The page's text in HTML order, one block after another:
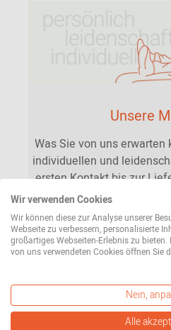
Unsere
Was Sie von uns erwarten
individuellen und
ersten Kontakt bis zur
Lesen Sie hier mehr über
Mehr
Wir verwenden Cookies
Wir können diese zur Analyse unserer
Webseite zu verbessern, personalisierte
großartiges Webseiten-Erlebnis zu
von uns verwendeten Cookies öffnen Sie
Nein,
Alle